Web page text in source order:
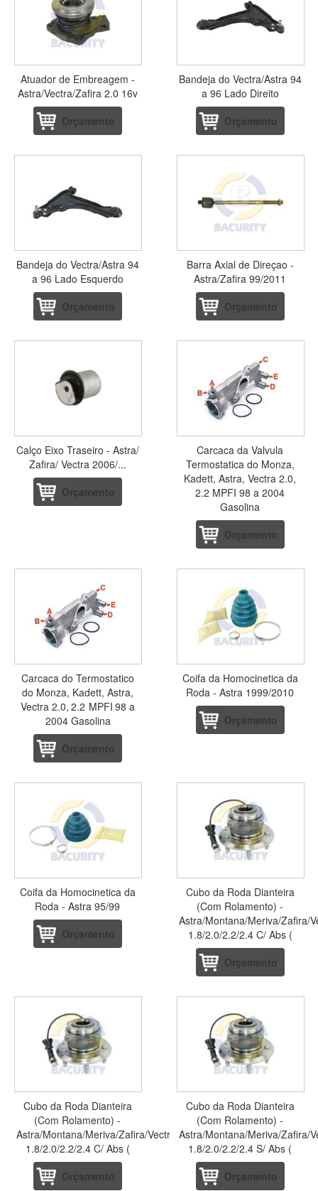
Atuador de Embreagem -
Astra/Vectra/Zafira 2.0 16v
Orçamento
Bandeja do Vectra/Astra 94
a 96 Lado Direito
Orçamento
Bandeja do Vectra/Astra 94
a 96 Lado Esquerdo
Orçamento
Barra Axial de Direçao -
Astra/Zafira 99/2011
Orçamento
Calço Eixo Traseiro - Astra/
Zafira/ Vectra 2006/...
Orçamento
Carcaca da Valvula
Termostatica do Monza,
Kadett, Astra, Vectra 2.0,
2.2 MPFI 98 a 2004
Gasolina
Orçamento
Carcaca do Termostatico
do Monza, Kadett, Astra,
Vectra 2.0, 2.2 MPFI 98 a
2004 Gasolina
Orçamento
Coifa da Homocinetica da
Roda - Astra 1999/2010
Orçamento
Coifa da Homocinetica da
Roda - Astra 95/99
Orçamento
Cubo da Roda Dianteira
(Com Rolamento) -
Astra/Montana/Meriva/Zafira/
1.8/2.0/2.2/2.4 C/ Abs (
Orçamento
Cubo da Roda Dianteira
(Com Rolamento) -
Astra/Montana/Meriva/Zafira/Vectra
1.8/2.0/2.2/2.4 C/ Abs (
Orçamento
Cubo da Roda Dianteira
(Com Rolamento) -
Astra/Montana/Meriva/Zafira/
1.8/2.0/2.2/2.4 S/ Abs (
Orçamento